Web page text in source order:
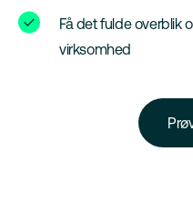
Få det fulde overblik
virksomhed